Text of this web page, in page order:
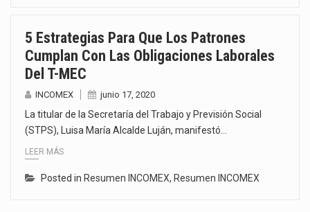
5 Estrategias Para Que Los Patrones
Cumplan Con Las Obligaciones Laborales
Del T-MEC
INCOMEX junio 17, 2020
La titular de la Secretaría del Trabajo y Previsión Social
(STPS), Luisa María Alcalde Luján, manifestó…
LEER MÁS
Posted in Resumen INCOMEX, Resumen INCOMEX